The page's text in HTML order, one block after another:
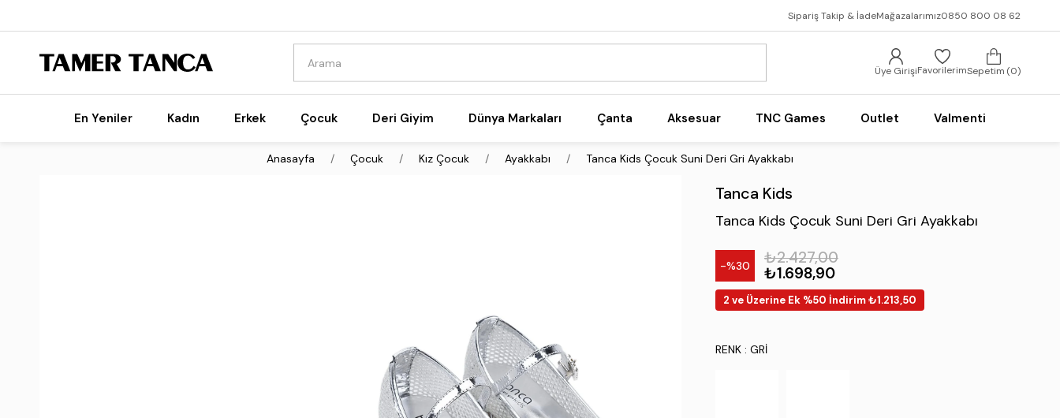
Sipariş Takip & İadeMağazalarımız0850 800 08 62
Üye GirişiFavorilerimSepetim 0
En Yeniler Kadın Erkek Çocuk Deri Giyim Dünya Markaları Çanta Aksesuar TNC Games Outlet Valmenti
Anasayfa Çocuk Kız Çocuk Ayakkabı Tanca Kids Çocuk Suni Deri Gri Ayakkabı
Tanca Kids
Tanca Kids Çocuk Suni Deri Gri Ayakkabı
30
₺2.427,00
₺1.698,90
2 ve Üzerine Ek %50 İndirim ₺1.213,50
RENK: GRI